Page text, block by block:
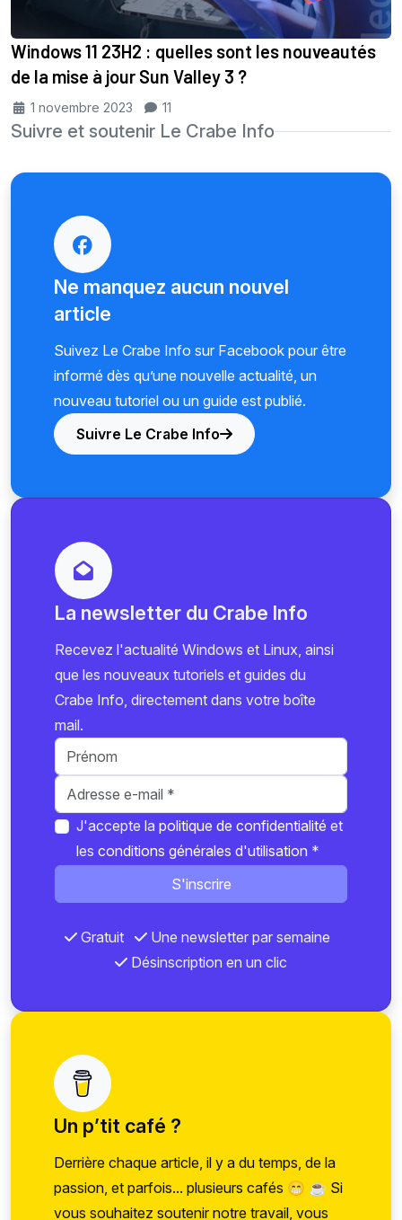
Windows 11 23H2 : quelles sont les nouveautés
de la mise à jour Sun Valley 3 ?
1 novembre 2023 11
Suivre et soutenir Le Crabe Info
Ne manquez aucun nouvel
article
Suivez Le Crabe Info sur Facebook pour être
informé dès qu’une nouvelle actualité, un
nouveau tutoriel ou un guide est publié.
Suivre Le Crabe Info
La newsletter du Crabe Info
Recevez l'actualité Windows et Linux, ainsi
que les nouveaux tutoriels et guides du
Crabe Info, directement dans votre boîte
mail.
J'accepte la politique de confidentialité et
les conditions générales d'utilisation *
S'inscrire
Gratuit
Une newsletter par semaine
Désinscription en un clic
Un p’tit café ?
Derrière chaque article, il y a du temps, de la
passion, et parfois... plusieurs cafés 😁 ☕ Si
vous souhaitez soutenir notre travail, vous